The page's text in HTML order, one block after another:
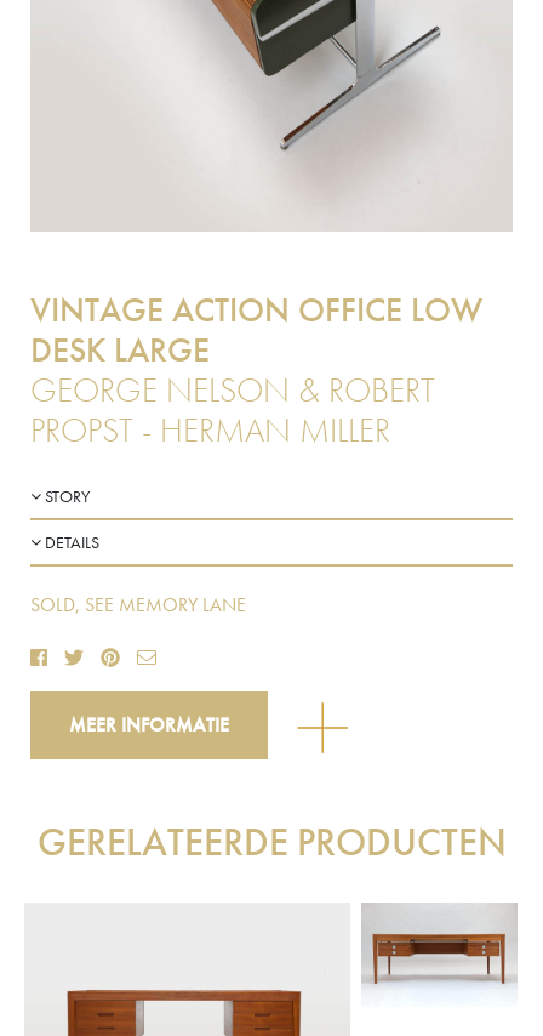
VINTAGE ACTION OFFICE LOW
DESK LARGE
GEORGE NELSON & ROBERT
PROPST - HERMAN MILLER
STORY
DETAILS
SOLD, SEE MEMORY LANE
MEER INFORMATIE
GERELATEERDE PRODUCTEN